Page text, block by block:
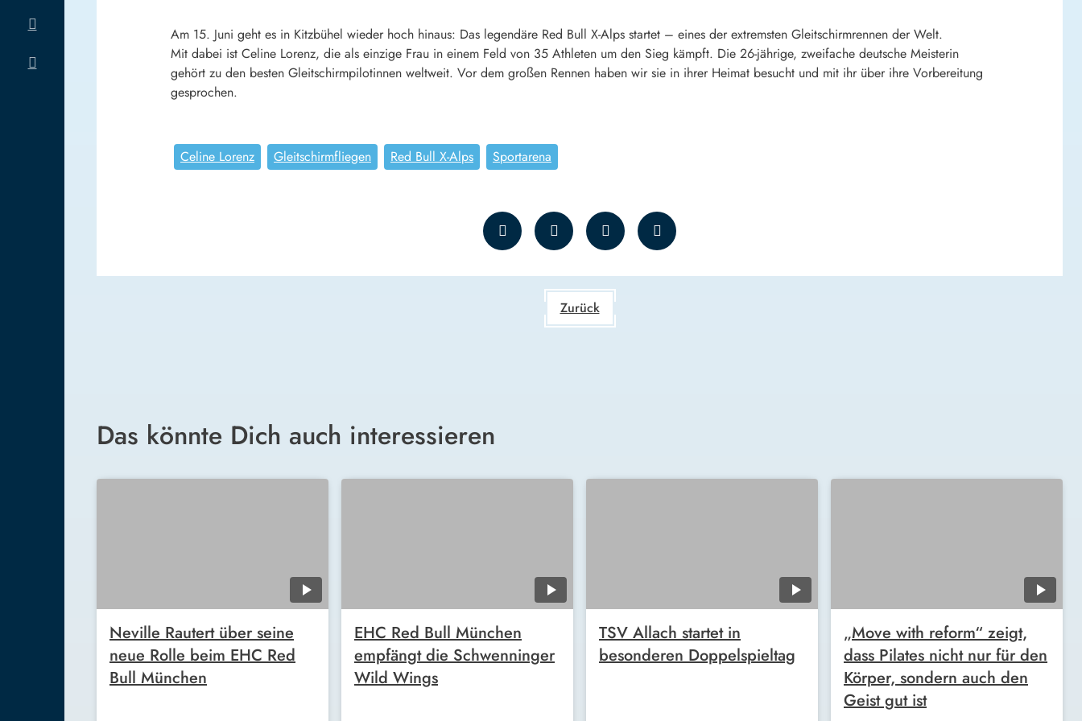
Am 15. Juni geht es in Kitzbühel wieder hoch hinaus: Das legendäre Red Bull X-Alps startet – eines der extremsten Gleitschirmrennen der Welt.
Mit dabei ist Celine Lorenz, die als einzige Frau in einem Feld von 35 Athleten um den Sieg kämpft. Die 26-jährige, zweifache deutsche Meisterin
gehört zu den besten Gleitschirmpilotinnen weltweit. Vor dem großen Rennen haben wir sie in ihrer Heimat besucht und mit ihr über ihre Vorbereitung
gesprochen.
Celine Lorenz Gleitschirmfliegen Red Bull X-Alps Sportarena
Zurück
Das könnte Dich auch interessieren
Neville Rautert über seine
neue Rolle beim EHC Red
Bull München
EHC Red Bull München
empfängt die Schwenninger
Wild Wings
TSV Allach startet in
besonderen Doppelspieltag
„Move with reform“ zeigt,
dass Pilates nicht nur für den
Körper, sondern auch den
Geist gut ist